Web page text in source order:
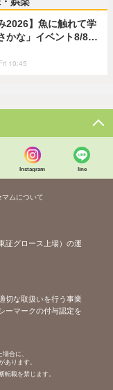
2026】魚に触れて学
かな」イベント8/8…
10:45
Instagram line
マムについて
証グロース上場）の運
切な取扱いを行う事業
ーマークの付与認定を
合に、
あります。
転載を禁じます。